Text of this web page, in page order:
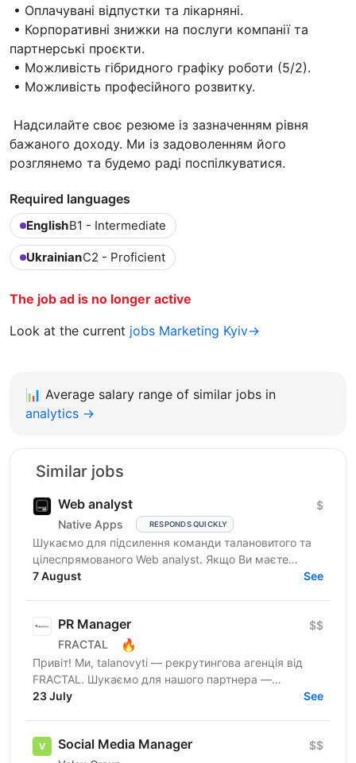
• Оплачувані відпустки та лікарняні.
• Корпоративні знижки на послуги компанії та
партнерські проєкти.
• Можливість гібридного графіку роботи (5/2).
• Можливість професійного розвитку.
Надсилайте своє резюме із зазначенням рівня
бажаного доходу. Ми із задоволенням його
розглянемо та будемо раді поспілкуватися.
Required languages
EnglishB1 - Intermediate
UkrainianC2 - Proficient
The job ad is no longer active
Look at the current jobs Marketing Kyiv→
📊 Average salary range of similar jobs in
analytics →
Similar jobs
Web analyst
Native Apps RESPONDS QUICKLY
$
Шукаємо для підсилення команди талановитого та
цілеспрямованого Web analyst. Якщо Ви маєте
глибокі знання в діджитал аналітиці, прагнете
7 August See
PR Manager
FRACTAL 🔥
$$
Привіт! Ми, talanovyti — рекрутингова агенція від
FRACTAL. Шукаємо для нашого партнера —
найбільшої інвестспільноти України, УкрІнвестКлубу
23 July See
Social Media Manager $$